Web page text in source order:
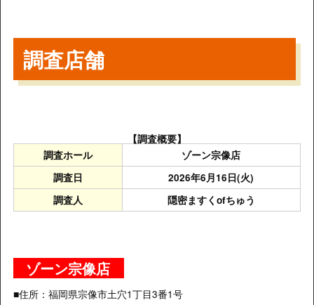
調査店舗
【調査概要】
調査ホール
ゾーン宗像店
調査日
2026年6月16日(火)
調査人
隠密ますくofちゅう
ゾーン宗像店
■住所：福岡県宗像市土穴1丁目3番1号